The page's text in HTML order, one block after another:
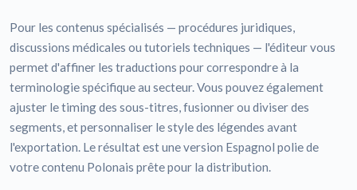
Pour les contenus spécialisés — procédures juridiques,
discussions médicales ou tutoriels techniques — l'éditeur vous
permet d'affiner les traductions pour correspondre à la
terminologie spécifique au secteur. Vous pouvez également
ajuster le timing des sous-titres, fusionner ou diviser des
segments, et personnaliser le style des légendes avant
l'exportation. Le résultat est une version Espagnol polie de
votre contenu Polonais prête pour la distribution.